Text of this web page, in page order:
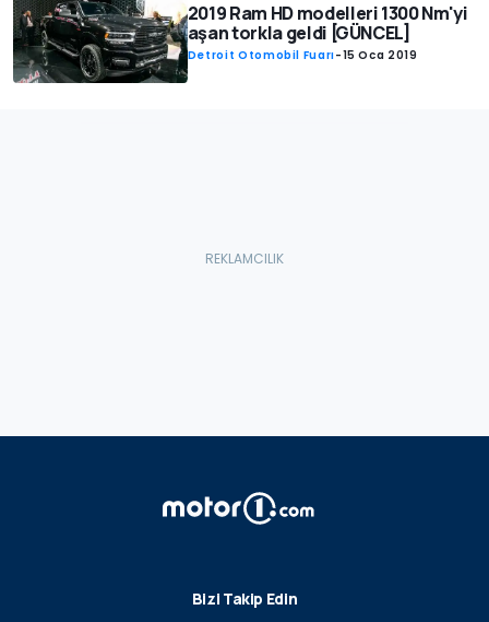
2019 Ram HD modelleri 1300 Nm'yi
aşan torkla geldi [GÜNCEL]
Detroit Otomobil Fuarı-15 Oca 2019
Bizi Takip Edin